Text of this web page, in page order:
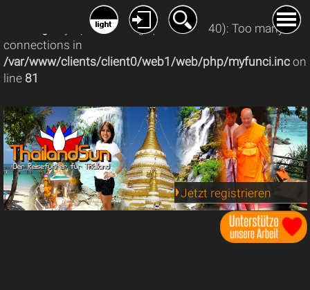
: mysqli_connect(): (08004/1040): Too many
connections in
/var/www/clients/client0/web1/web/php/myfunci.inc on
line 81
Jetzt registrieren